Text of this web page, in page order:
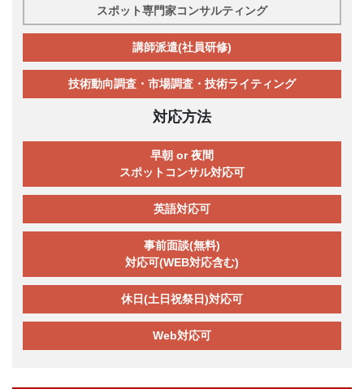
スポット専門家コンサルティング
講師派遣(社員研修)
技術動向調査・市場調査・技術ライティング
対応方法
早朝 or 夜間
スポットコンサル対応可
英語対応可
事前面談(無料)
対応可(WEB対応含む)
休日(土日祝祭日)対応可
Web対応可